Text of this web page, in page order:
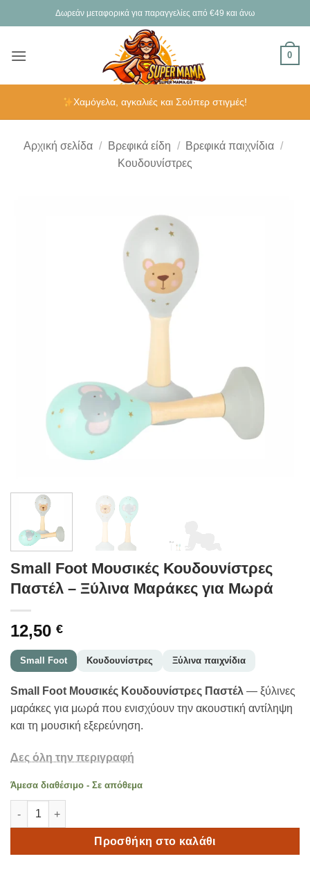
στο
Δωρεάν μεταφορικά για παραγγελίες από €49 και άνω
0
Χαμόγελα, αγκαλιές και Σούπερ στιγμές!
Αρχική σελίδα / Βρεφικά είδη / Βρεφικά παιχνίδια /
Κουδουνίστρες
Small Foot Μουσικές Κουδουνίστρες
Παστέλ – Ξύλινα Μαράκες για Μωρά
12,50 €
Small Foot Κουδουνίστρες Ξύλινα παιχνίδια
Small Foot Μουσικές Κουδουνίστρες Παστέλ — ξύλινες
μαράκες για μωρά που ενισχύουν την ακουστική αντίληψη
και τη μουσική εξερεύνηση.
Δες όλη την περιγραφή
Άμεσα διαθέσιμο - Σε απόθεμα
Small Foot Μουσικές Κουδουνίστρες Παστέλ – Ξύλινα
Προσθήκη στο καλάθι